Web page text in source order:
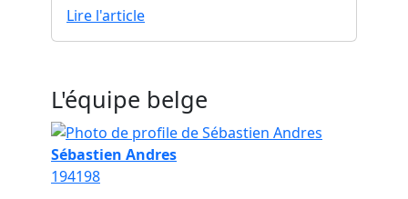
Lire l'article
L'équipe belge
Sébastien Andres
194198